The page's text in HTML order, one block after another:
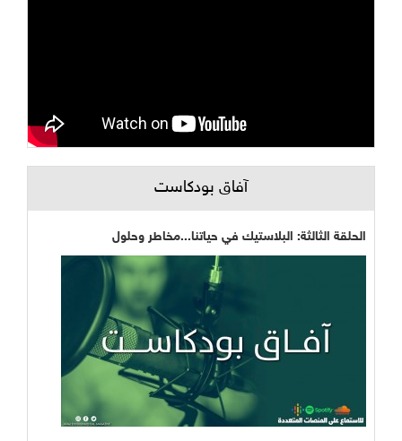
آفاق بودكاست
الحلقة الثالثة: البلاستيك في حياتنا...مخاطر وحلول